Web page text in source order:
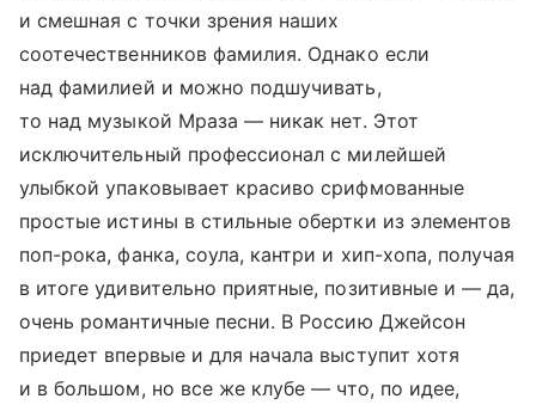
и смешная с точки зрения наших
соотечественников фамилия. Однако если
над фамилией и можно подшучивать,
то над музыкой Мраза — никак нет. Этот
исключительный профессионал с милейшей
улыбкой упаковывает красиво срифмованные
простые истины в стильные обертки из элементов
поп-рока, фанка, соула, кантри и хип-хопа, получая
в итоге удивительно приятные, позитивные и — да,
очень романтичные песни. В Россию Джейсон
приедет впервые и для начала выступит хотя
и в большом, но все же клубе — что, по идее,